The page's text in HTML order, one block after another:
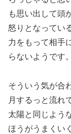
も思い出して頭
怒りとなってい
力をもって相手
らないようです。
そういう気が合
月するっと流れ
太陽と同じよう
ほうがうまくい